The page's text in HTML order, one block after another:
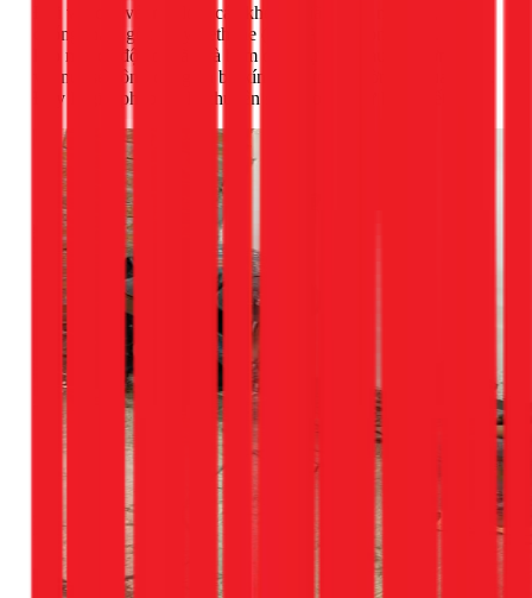
Đối với các vết nứt lớn, các khe co giãn hoặc mối nối, keo
chống thấm gốc Polyurethane (PU) là lựa chọn tối ưu. Loại
keo này có độ co giãn và bám dính cực tốt, sau khi bơm vào
vết nứt sẽ đông cứng và bịt kín hoàn toàn đường đi của nước.
Đây là giải pháp xử lý chuyên sâu cho các hư hỏng kết cấu.